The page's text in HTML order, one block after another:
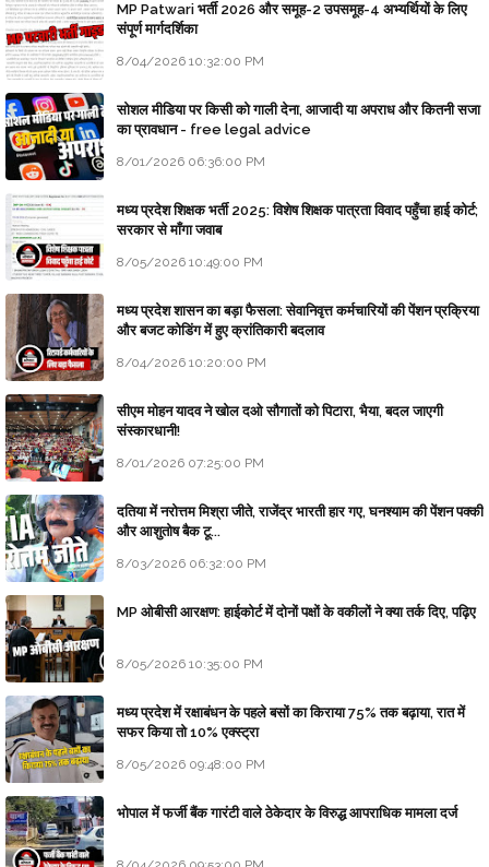
MP Patwari भर्ती 2026 और समूह-2 उपसमूह-4 अभ्यर्थियों के लिए
संपूर्ण मार्गदर्शिका
8/04/2026 10:32:00 PM
सोशल मीडिया पर किसी को गाली देना, आजादी या अपराध और कितनी सजा
का प्रावधान - free legal advice
8/01/2026 06:36:00 PM
मध्य प्रदेश शिक्षक भर्ती 2025: विशेष शिक्षक पात्रता विवाद पहुँचा हाई कोर्ट;
सरकार से माँगा जवाब
8/05/2026 10:49:00 PM
मध्य प्रदेश शासन का बड़ा फैसला: सेवानिवृत्त कर्मचारियों की पेंशन प्रक्रिया
और बजट कोडिंग में हुए क्रांतिकारी बदलाव
8/04/2026 10:20:00 PM
सीएम मोहन यादव ने खोल दओ सौगातों को पिटारा, भैया, बदल जाएगी
संस्कारधानी!
8/01/2026 07:25:00 PM
दतिया में नरोत्तम मिश्रा जीते, राजेंद्र भारती हार गए, घनश्याम की पेंशन पक्की
और आशुतोष बैक टू...
8/03/2026 06:32:00 PM
MP ओबीसी आरक्षण: हाईकोर्ट में दोनों पक्षों के वकीलों ने क्या तर्क दिए, पढ़िए
8/05/2026 10:35:00 PM
मध्य प्रदेश में रक्षाबंधन के पहले बसों का किराया 75% तक बढ़ाया, रात में
सफर किया तो 10% एक्स्ट्रा
8/05/2026 09:48:00 PM
भोपाल में फर्जी बैंक गारंटी वाले ठेकेदार के विरुद्ध आपराधिक मामला दर्ज